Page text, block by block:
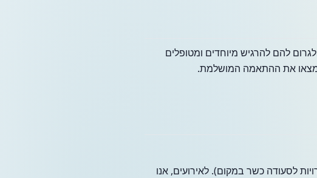
להם להרגיש מיוחדים ומטופלים
את ההתאמה המושלמת.
לסעודה כשר במקום). לאירועים, אנו